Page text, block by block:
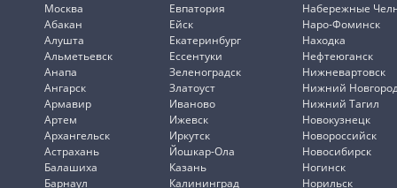
Москва
Абакан
Алушта
Альметьевск
Анапа
Ангарск
Армавир
Артем
Архангельск
Астрахань
Балашиха
Барнаул
Евпатория
Ейск
Екатеринбург
Ессентуки
Зеленоградск
Златоуст
Иваново
Ижевск
Иркутск
Йошкар-Ола
Казань
Калининград
Набережные
Наро-Фоминск
Находка
Нефтеюганск
Нижневартовск
Нижний
Нижний Тагил
Новокузнецк
Новороссийск
Новосибирск
Ногинск
Норильск